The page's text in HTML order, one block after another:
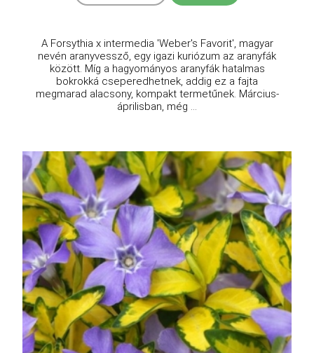
A Forsythia x intermedia 'Weber's Favorit', magyar
nevén aranyvessző, egy igazi kuriózum az aranyfák
között. Míg a hagyományos aranyfák hatalmas
bokrokká cseperedhetnek, addig ez a fajta
megmarad alacsony, kompakt termetűnek. Március-
áprilisban, még ...